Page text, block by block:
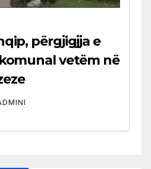
përgjigjja e
vetëm në